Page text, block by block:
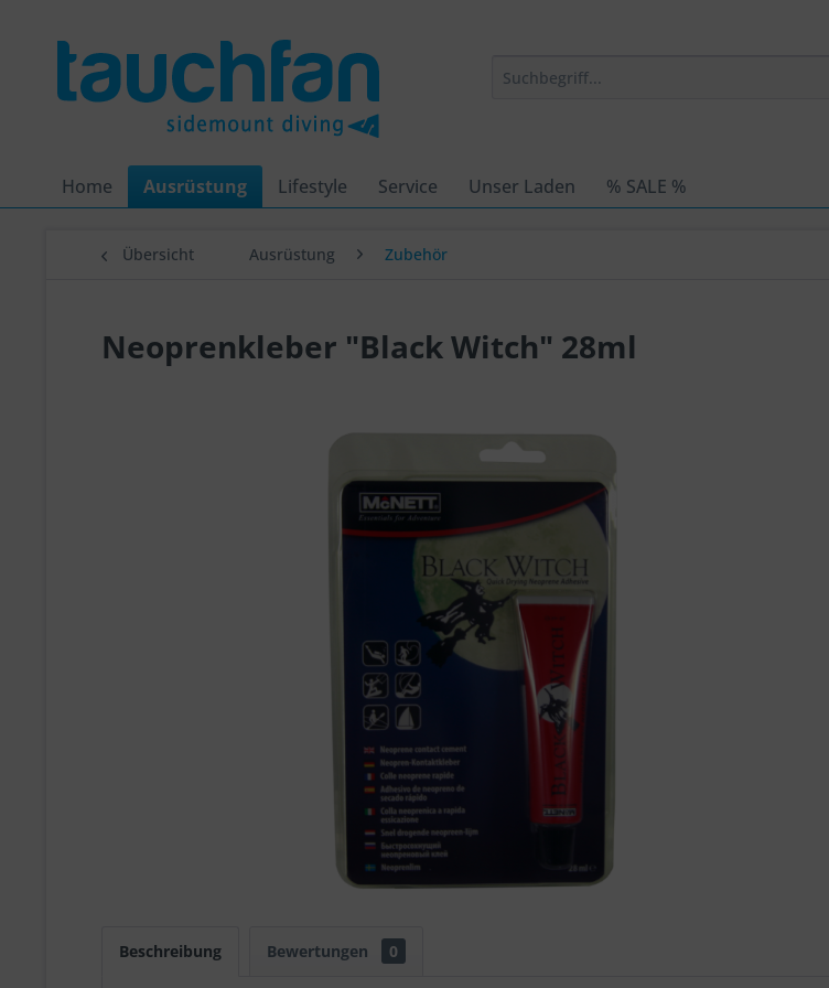
Home Ausrüstung Lifestyle Service Unser Laden % SALE %
Übersicht Ausrüstung Zubehör
Neoprenkleber "Black Witch" 28ml
Beschreibung Bewertungen 0